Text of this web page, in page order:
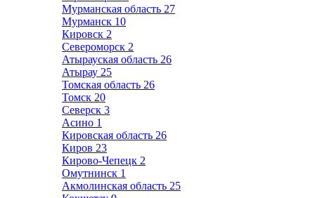
Мурманская область 27
Мурманск 10
Кировск 2
Североморск 2
Атырауская область 26
Атырау 25
Томская область 26
Томск 20
Северск 3
Асино 1
Кировская область 26
Киров 23
Кирово-Чепецк 2
Омутнинск 1
Акмолинская область 25